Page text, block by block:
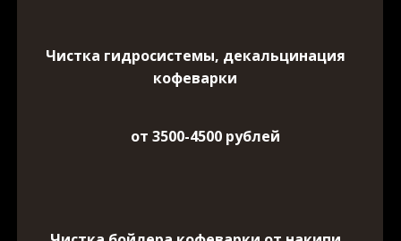
Чистка гидросистемы, декальцинация
кофеварки
от 3500-4500 рублей